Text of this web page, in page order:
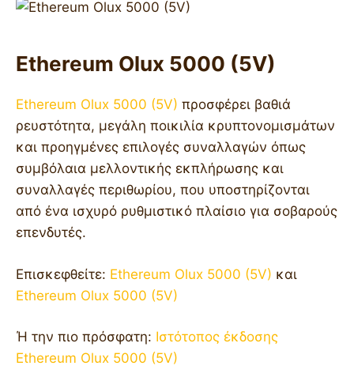
Ethereum Olux 5000 (5V)
Ethereum Olux 5000 (5V) προσφέρει βαθιά
ρευστότητα, μεγάλη ποικιλία κρυπτονομισμάτων
και προηγμένες επιλογές συναλλαγών όπως
συμβόλαια μελλοντικής εκπλήρωσης και
συναλλαγές περιθωρίου, που υποστηρίζονται
από ένα ισχυρό ρυθμιστικό πλαίσιο για σοβαρούς
επενδυτές.
Επισκεφθείτε: Ethereum Olux 5000 (5V) και
Ethereum Olux 5000 (5V)
Ή την πιο πρόσφατη: Ιστότοπος έκδοσης
Ethereum Olux 5000 (5V)